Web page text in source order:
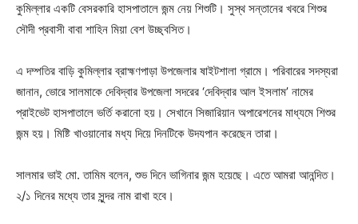
কুমিল্লার একটি বেসরকারি হাসপাতালে জন্ম নেয় শিশুটি। সুস্থ সন্তানের খবরে শিশুর
সৌদী প্রবাসী বাবা শাহিন মিয়া বেশ উচ্ছ্বসিত।
এ দম্পতির বাড়ি কুমিল্লার ব্রাহ্মণপাড়া উপজেলার ষাইটশালা গ্রামে। পরিবারের সদস্যরা
জানান, ভোরে সালমাকে দেবিদ্বার উপজেলা সদরের ‘দেবিদ্বার আল ইসলাম’ নামের
প্রাইভেট হাসপাতালে ভর্তি করানো হয়। সেখানে সিজারিয়ান অপারেশনের মাধ্যমে শিশুর
জন্ম হয়। মিষ্টি খাওয়ানোর মধ্য দিয়ে দিনটিকে উদযপান করেছেন তারা।
সালমার ভাই মো. তামিম বলেন, শুভ দিনে ভাগিনার জন্ম হয়েছে। এতে আমরা আনন্দিত।
২/১ দিনের মধ্যে তার সুন্দর নাম রাখা হবে।